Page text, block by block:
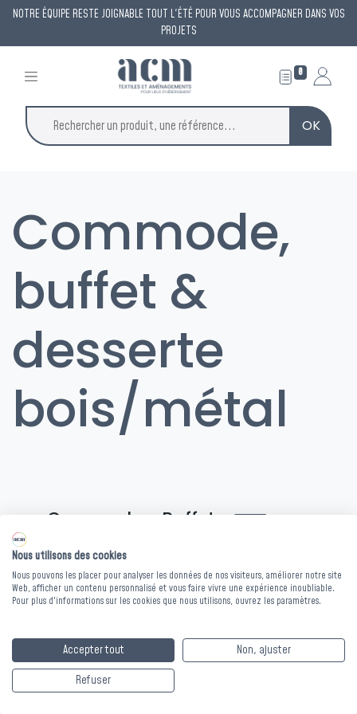
NOTRE ÉQUIPE RESTE JOIGNABLE TOUT L'ÉTÉ POUR VOUS ACCOMPAGNER DANS VOS
PROJETS
0
OK
Commode,
buffet &
desserte
bois/métal
Commode - Buffet
Nous utilisons des cookies
Nous pouvons les placer pour analyser les données de nos visiteurs, améliorer notre site
Web, afficher un contenu personnalisé et vous faire vivre une expérience inoubliable.
Pour plus d'informations sur les cookies que nous utilisons, ouvrez les paramètres.
Accepter tout
Non, ajuster
Refuser